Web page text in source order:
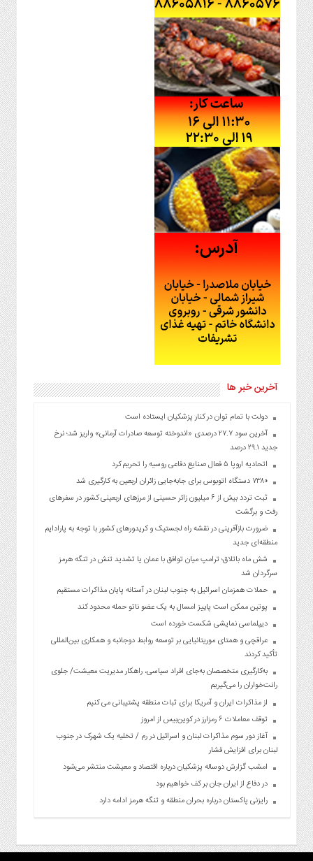
آخرین خبر ها
دولت با تمام توان در کنار پزشکیان ایستاده است
آخرین سود ۲۷.۷ درصدی «اندوخته توسعه صادرات آرمانی» واریز شد؛ نرخ
جدید ۲۹.۱ درصد
اتحادیه اروپا ۵ فعال صنایع دفاعی روسیه را تحریم کرد
۷۳۸۰ دستگاه اتوبوس برای جابه‌جایی زائران اربعین به‌ کارگیری شد
ثبت تردد بیش از ۶ میلیون زائر حسینی از مرزهای اربعینی کشور در سفرهای
رفت و برگشت
ضرورت بازآفرینی در نقشه راه لجستیک و کریدورهای کشور با توجه به پارادایم
منطقه‌ای جدید
شش ماه باتلاق؛ ترامپ میان توافق با عمان یا تشدید تنش در تنگه هرمز
سرگردان شد
حملات همزمان اسرائیل به جنوب لبنان در آستانه پایان مذاکرات مستقیم
پوتین ممکن است پاییز امسال به یک عضو ناتو حمله محدود کند
دیپلماسی نمایشی شکست خورده است
عراقچی و همتای موریتانیایی بر توسعه روابط دوجانبه و همکاری بین‌المللی
تأکید کردند
به‌کارگیری متخصصان به‌جای افراد سیاسی، راهکار مدیریت معیشت/ جلوی
رانت‌خواران را می‌گیریم
از مذاکرات ایران و آمریکا برای ثبات منطقه پشتیبانی می کنیم
توقف معاملات ۶ رمزارز در کوین‌بیس از امروز
آغاز دور سوم مذاکرات لبنان و اسرائیل در رم / تخلیه یک شهرک در جنوب
لبنان برای افزایش فشار
امشب گزارش دوساله پزشکیان درباره اقتصاد و معیشت منتشر می‌شود
در دفاع از ایران جان بر کف خواهیم بود
رایزنی پاکستان درباره بحران منطقه و تنگه هرمز ادامه دارد